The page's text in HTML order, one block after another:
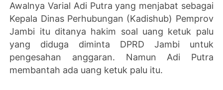
Awalnya Varial Adi Putra yang menjabat sebagai
Kepala Dinas Perhubungan (Kadishub) Pemprov
Jambi itu ditanya hakim soal uang ketuk palu
yang diduga diminta DPRD Jambi untuk
pengesahan anggaran. Namun Adi Putra
membantah ada uang ketuk palu itu.